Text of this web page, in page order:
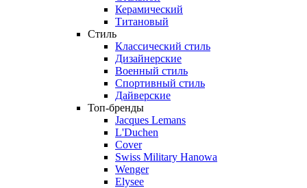
Керамический
Титановый
Стиль
Классический стиль
Дизайнерские
Военный стиль
Спортивный стиль
Дайверские
Топ-бренды
Jacques Lemans
L'Duchen
Cover
Swiss Military Hanowa
Wenger
Elysee